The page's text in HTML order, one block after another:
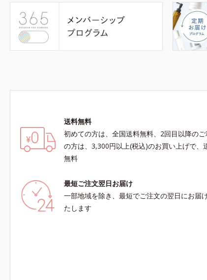
送料無料
初めての方は、全国送料無料、2回目以降のご
の方は、3,300円以上(税込)のお買い上げで、
無料
最短ご注文翌日お届け
一部地域を除き、最短でご注文の翌日にお届
たします